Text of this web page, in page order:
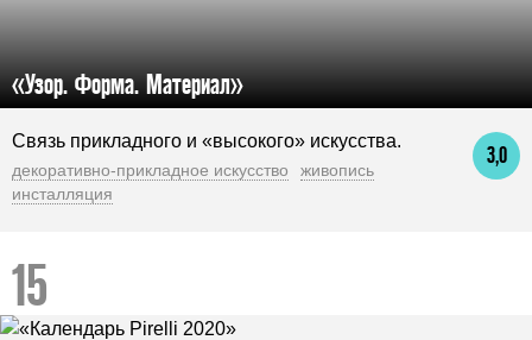
«Узор. Форма. Материал»
3,0
Связь прикладного и «высокого» искусства.
декоративно-прикладное искусство
живопись
инсталляция